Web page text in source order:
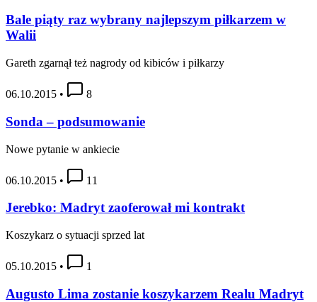
Bale piąty raz wybrany najlepszym piłkarzem w
Walii
Gareth zgarnął też nagrody od kibiców i piłkarzy
06.10.2015 • 8
Sonda – podsumowanie
Nowe pytanie w ankiecie
06.10.2015 • 11
Jerebko: Madryt zaoferował mi kontrakt
Koszykarz o sytuacji sprzed lat
05.10.2015 • 1
Augusto Lima zostanie koszykarzem Realu Madryt